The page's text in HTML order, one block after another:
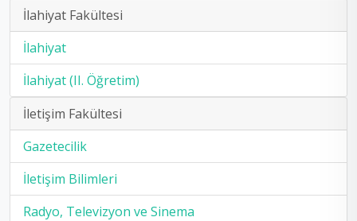
İlahiyat Fakültesi
İlahiyat
İlahiyat (II. Öğretim)
İletişim Fakültesi
Gazetecilik
İletişim Bilimleri
Radyo, Televizyon ve Sinema